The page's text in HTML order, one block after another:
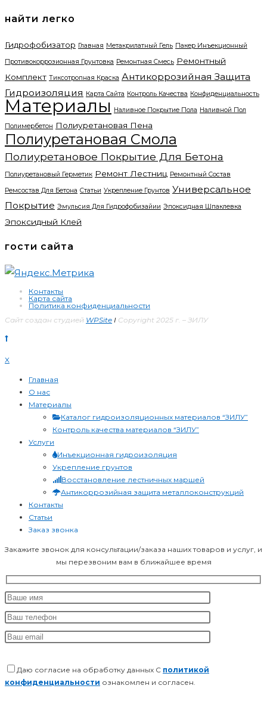
найти легко
Гидрофобизатор Главная Метакрилатный Гель Пакер Инъекционный
Противокоррозионная Грунтовка Ремонтная Смесь Ремонтный
Комплект Тиксотропная Краска Антикоррозийная Защита
Гидроизоляция Карта Сайта Контроль Качества Конфиденциальность
Материалы Наливное Покрытие Пола Наливной Пол
Полимербетон Полиуретановая Пена
Полиуретановая Смола
Полиуретановое Покрытие Для Бетона
Полиуретановый Герметик Ремонт Лестниц Ремонтный Состав
Ремсостав Для Бетона Статьи Укрепление Грунтов Универсальное
Покрытие Эмульсия Для Гидрофобизайии Эпоксидная Шпаклевка
Эпоксидный Клей
гости сайта
Контакты
Карта сайта
Политика конфиденциальности
Сайт создан студией WPSite I Copyright 2025 г. – ЗИЛУ
X
Главная
О нас
Материалы
Каталог гидроизоляционных материалов “ЗИЛУ”
Контроль качества материалов “ЗИЛУ”
Услуги
Инъекционная гидроизоляция
Укрепление грунтов
Восстановление лестничных маршей
Антикоррозийная защита металлоконструкций
Контакты
Статьи
Заказ звонка
Закажите звонок для консультации/заказа наших товаров и услуг, и
мы перезвоним вам в ближайшее время
Даю согласие на обработку данных С политикой
конфиденциальности ознакомлен и согласен.